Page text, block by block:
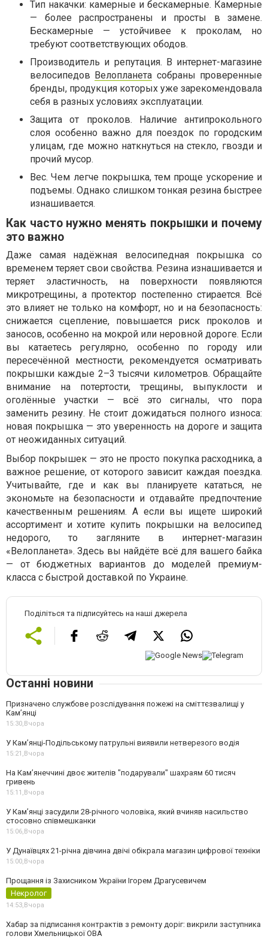
Тип накачки: камерные и бескамерные. Камерные
— более распространены и просты в замене.
Бескамерные — устойчивее к проколам, но
требуют соответствующих ободов.
Производитель и репутация. В интернет-магазине
велосипедов Велопланета собраны проверенные
бренды, продукция которых уже зарекомендовала
себя в разных условиях эксплуатации.
Защита от проколов. Наличие антипрокольного
слоя особенно важно для поездок по городским
улицам, где можно наткнуться на стекло, гвозди и
прочий мусор.
Вес. Чем легче покрышка, тем проще ускорение и
подъемы. Однако слишком тонкая резина быстрее
изнашивается.
Как часто нужно менять покрышки и почему
это важно
Даже самая надёжная велосипедная покрышка со
временем теряет свои свойства. Резина изнашивается и
теряет эластичность, на поверхности появляются
микротрещины, а протектор постепенно стирается. Всё
это влияет не только на комфорт, но и на безопасность:
снижается сцепление, повышается риск проколов и
заносов, особенно на мокрой или неровной дороге. Если
вы катаетесь регулярно, особенно по городу или
пересечённой местности, рекомендуется осматривать
покрышки каждые 2–3 тысячи километров. Обращайте
внимание на потертости, трещины, выпуклости и
оголённые участки — всё это сигналы, что пора
заменить резину. Не стоит дожидаться полного износа:
новая покрышка — это уверенность на дороге и защита
от неожиданных ситуаций.
Выбор покрышек — это не просто покупка расходника, а
важное решение, от которого зависит каждая поездка.
Учитывайте, где и как вы планируете кататься, не
экономьте на безопасности и отдавайте предпочтение
качественным решениям. А если вы ищете широкий
ассортимент и хотите купить покрышки на велосипед
недорого, то загляните в интернет-магазин
«Велопланета». Здесь вы найдёте всё для вашего байка
— от бюджетных вариантов до моделей премиум-
класса с быстрой доставкой по Украине.
Поділіться та підписуйтесь на наші джерела
Останні новини
Призначено службове розслідування пожежі на сміттєзвалищі у
Кам’янці
15:30, Вчора
У Кам’янці-Подільському патрульні виявили нетверезого водія
15:21, Вчора
На Камʼянеччині двоє жителів "подарували" шахраям 60 тисяч
гривень
15:11, Вчора
У Камʼянці засудили 28-річного чоловіка, який вчиняв насильство
стосовно співмешканки
15:06, Вчора
У Дунаївцях 21-річна дівчина двічі обікрала магазин цифрової техніки
15:00, Вчора
Прощання із Захисником України Ігорем Драгусевичем
Некролог
14:53, Вчора
Хабар за підписання контрактів з ремонту доріг: викрили заступника
голови Хмельницької ОВА